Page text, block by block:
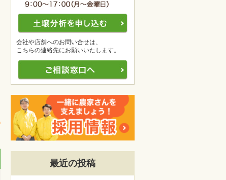
会社や店舗へのお問い合せは、
こちらの連絡先にお願いいたします。
最近の投稿